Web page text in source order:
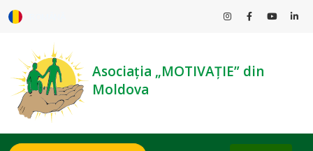
Asociația „MOTIVAȚIE” din
Moldova